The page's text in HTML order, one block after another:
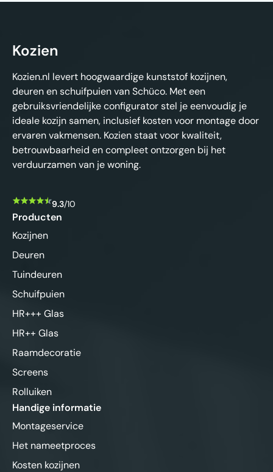
Kozien
Kozien.nl levert hoogwaardige kunststof kozijnen,
deuren en schuifpuien van Schüco. Met een
gebruiksvriendelijke configurator stel je eenvoudig je
ideale kozijn samen, inclusief kosten voor montage door
ervaren vakmensen. Kozien staat voor kwaliteit,
betrouwbaarheid en compleet ontzorgen bij het
verduurzamen van je woning.
9.3/10
Producten
Kozijnen
Deuren
Tuindeuren
Schuifpuien
HR+++ Glas
HR++ Glas
Raamdecoratie
Screens
Rolluiken
Handige informatie
Montageservice
Het nameetproces
Kosten kozijnen